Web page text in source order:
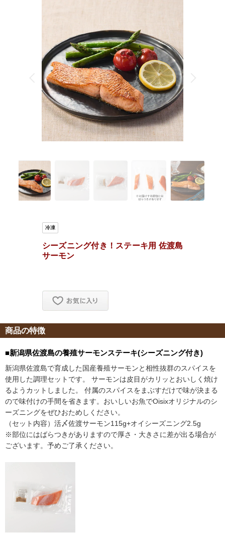
商品の特徴
■新潟県佐渡島の養殖サーモンステーキ(シーズニング付き)
新潟県佐渡島で育成した国産養殖サーモンと相性抜群のスパイスを
使用した調理セットです。 サーモンは皮目がカリッとおいしく焼け
るようカットしました。 付属のスパイスをまぶすだけで味が決まる
ので味付けの手間を省きます。おいしいお魚でOisixオリジナルのシ
ーズニングをぜひおためしください。
（セット内容）活〆佐渡サーモン115g+オイシーズニング2.5g
※部位にはばらつきがありますので厚さ・大きさに差が出る場合が
ございます。予めご了承ください。